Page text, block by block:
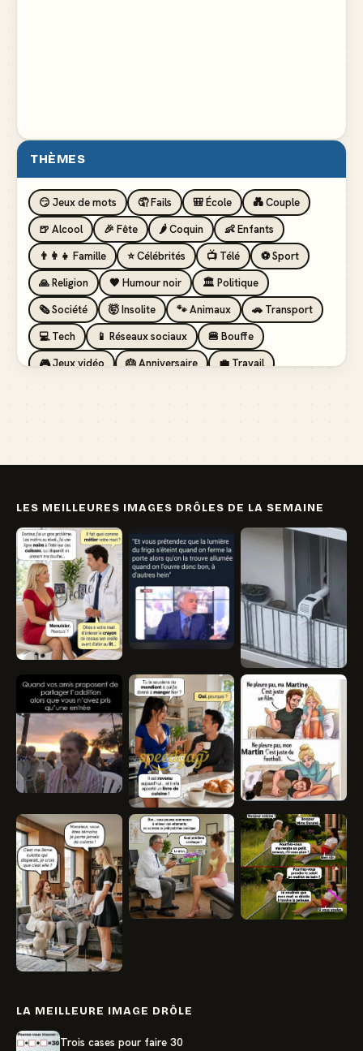
THÈMES
😏 Jeux de mots 🤦 Fails 🎒 École
💑 Couple
🍺 Alcool
🎉 Fête 🌶️ Coquin
👶 Enfants
👨‍👩‍👧 Famille
⭐ Célébrités 📺 Télé
⚽ Sport
🙏 Religion
🖤 Humour noir
🏛️ Politique
🗞️ Société
🤯 Insolite 🐾 Animaux
🚗 Transport
💻 Tech
📱 Réseaux sociaux
🍔 Bouffe
🎮 Jeux vidéo
🎂 Anniversaire
💼 Travail
LES MEILLEURES IMAGES DRÔLES DE LA SEMAINE
LA MEILLEURE IMAGE DRÔLE
Trois cases pour faire 30